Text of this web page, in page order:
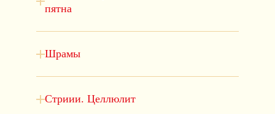
пятна
Шрамы
Стриии. Целлюлит